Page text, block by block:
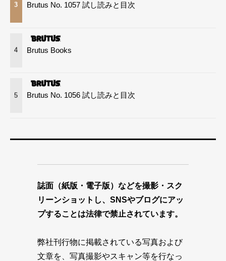
3 Brutus No. 1057 試し読みと目次
4 Brutus Books
5 Brutus No. 1056 試し読みと目次
誌面（紙版・電子版）などを撮影・スク
リーンショットし、SNSやブログにアッ
プすることは法律で禁止されています。
弊社刊行物に掲載されている写真および
文章を、写真撮影やスキャン等を行なっ